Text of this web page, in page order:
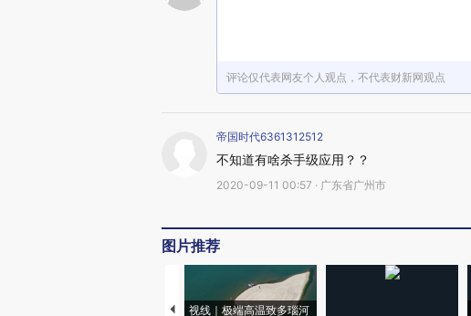
评论仅代表网友个人观点，不代表财新网观点
帝国时代6361312512
不知道有啥杀手级应用？？
2020-09-11 00:57 · 广东省广州市
图片推荐
视线｜极端高温致多瑙河